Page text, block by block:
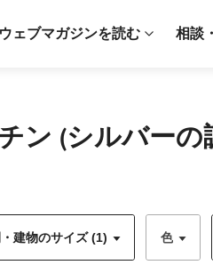
ウェブマガジンを読む 相談
ン (シルバー
建物のサイズ (1) 色